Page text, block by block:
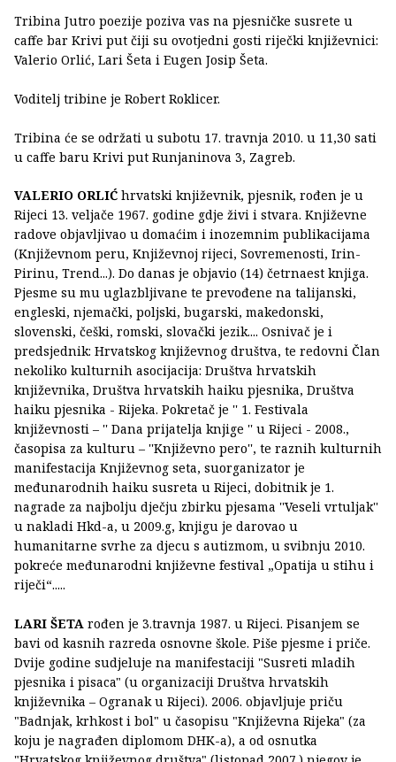
Tribina Jutro poezije poziva vas na pjesničke susrete u
caffe bar Krivi put čiji su ovotjedni gosti riječki književnici:
Valerio Orlić, Lari Šeta i Eugen Josip Šeta.
Voditelj tribine je Robert Roklicer.
Tribina će se održati u subotu 17. travnja 2010. u 11,30 sati
u caffe baru Krivi put Runjaninova 3, Zagreb.
VALERIO ORLIĆ hrvatski književnik, pjesnik, rođen je u
Rijeci 13. veljače 1967. godine gdje živi i stvara. Književne
radove objavljivao u domaćim i inozemnim publikacijama
(Književnom peru, Književnoj rijeci, Sovremenosti, Irin-
Pirinu, Trend...). Do danas je objavio (14) četrnaest knjiga.
Pjesme su mu uglazbljivane te prevođene na talijanski,
engleski, njemački, poljski, bugarski, makedonski,
slovenski, češki, romski, slovački jezik.... Osnivač je i
predsjednik: Hrvatskog književnog društva, te redovni Član
nekoliko kulturnih asocijacija: Društva hrvatskih
književnika, Društva hrvatskih haiku pjesnika, Društva
haiku pjesnika - Rijeka. Pokretač je '' 1. Festivala
književnosti – '' Dana prijatelja knjige '' u Rijeci - 2008.,
časopisa za kulturu – ''Književno pero'', te raznih kulturnih
manifestacija Književnog seta, suorganizator je
međunarodnih haiku susreta u Rijeci, dobitnik je 1.
nagrade za najbolju dječju zbirku pjesama ''Veseli vrtuljak''
u nakladi Hkd-a, u 2009.g, knjigu je darovao u
humanitarne svrhe za djecu s autizmom, u svibnju 2010.
pokreće međunarodni književne festival „Opatija u stihu i
riječi“.....
LARI ŠETA rođen je 3.travnja 1987. u Rijeci. Pisanjem se
bavi od kasnih razreda osnovne škole. Piše pjesme i priče.
Dvije godine sudjeluje na manifestaciji "Susreti mladih
pjesnika i pisaca" (u organizaciji Društva hrvatskih
književnika – Ogranak u Rijeci). 2006. objavljuje priču
"Badnjak, krhkost i bol" u časopisu "Književna Rijeka" (za
koju je nagrađen diplomom DHK-a), a od osnutka